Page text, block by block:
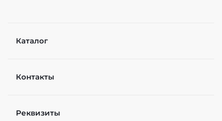
Каталог
Контакты
Реквизиты